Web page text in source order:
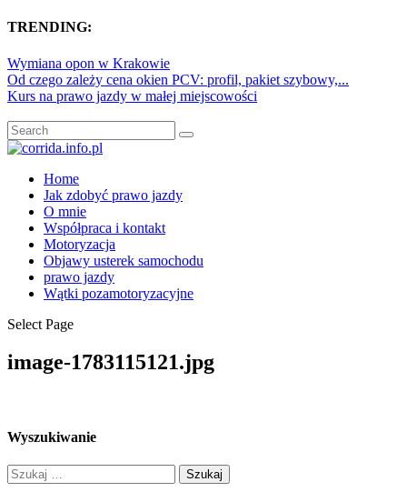
TRENDING:
Wymiana opon w Krakowie
Od czego zależy cena okien PCV: profil, pakiet szybowy,...
Kurs na prawo jazdy w małej miejscowości
Home
Jak zdobyć prawo jazdy
O mnie
Współpraca i kontakt
Motoryzacja
Objawy usterek samochodu
prawo jazdy
Wątki pozamotoryzacyjne
Select Page
image-1783115121.jpg
Wyszukiwanie
Szukaj: